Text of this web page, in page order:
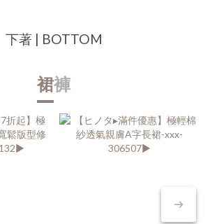
下著 | BOTTOM
裙褲